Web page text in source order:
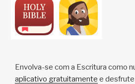
Envolva-se com a Escritura como
aplicativo gratuitamente e